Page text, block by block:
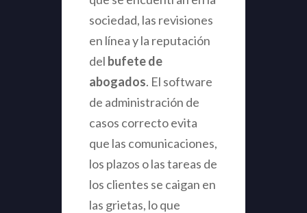
sociedad, las revisiones
en línea y la reputación
del bufete de
abogados. El software
de administración de
casos correcto evita
que las comunicaciones,
los plazos o las tareas de
los clientes se caigan en
las grietas, lo que